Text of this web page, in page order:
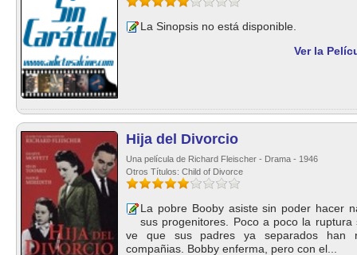
La Sinopsis no está disponible.
Ver la
Hija del Divorcio
Una película de Richard Fleischer - Drama - 1946
Otros Títulos: Child of Divorce
La pobre Booby asiste sin poder hacer
sus progenitores. Poco a poco la
ve que sus padres ya separados han
compañias. Bobby enferma, pero con el...